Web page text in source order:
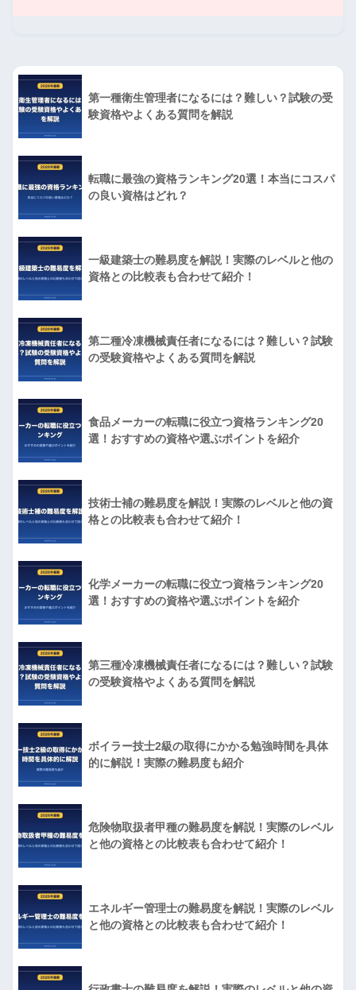
第一種衛生管理者になるには？難しい？試験の受
験資格やよくある質問を解説
転職に最強の資格ランキング20選！本当にコスパ
の良い資格はどれ？
一級建築士の難易度を解説！実際のレベルと他の
資格との比較表も合わせて紹介！
第二種冷凍機械責任者になるには？難しい？試験
の受験資格やよくある質問を解説
食品メーカーの転職に役立つ資格ランキング20
選！おすすめの資格や選ぶポイントを紹介
技術士補の難易度を解説！実際のレベルと他の資
格との比較表も合わせて紹介！
化学メーカーの転職に役立つ資格ランキング20
選！おすすめの資格や選ぶポイントを紹介
第三種冷凍機械責任者になるには？難しい？試験
の受験資格やよくある質問を解説
ボイラー技士2級の取得にかかる勉強時間を具体
的に解説！実際の難易度も紹介
危険物取扱者甲種の難易度を解説！実際のレベル
と他の資格との比較表も合わせて紹介！
エネルギー管理士の難易度を解説！実際のレベル
と他の資格との比較表も合わせて紹介！